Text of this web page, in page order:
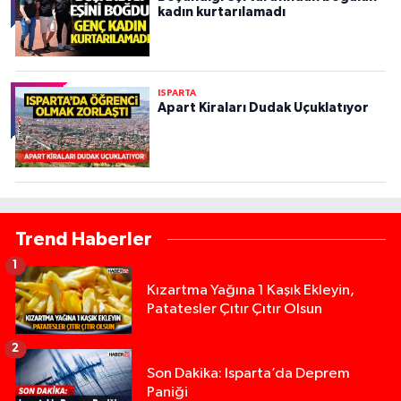
kadın kurtarılamadı
ISPARTA
Apart Kiraları Dudak Uçuklatıyor
Trend Haberler
Kızartma Yağına 1 Kaşık Ekleyin,
Patatesler Çıtır Çıtır Olsun
1
Son Dakika: Isparta’da Deprem
Paniği
2